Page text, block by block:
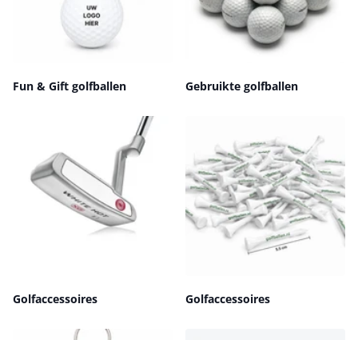
Fun & Gift golfballen Gebruikte golfballen
Golfaccessoires Golfaccessoires